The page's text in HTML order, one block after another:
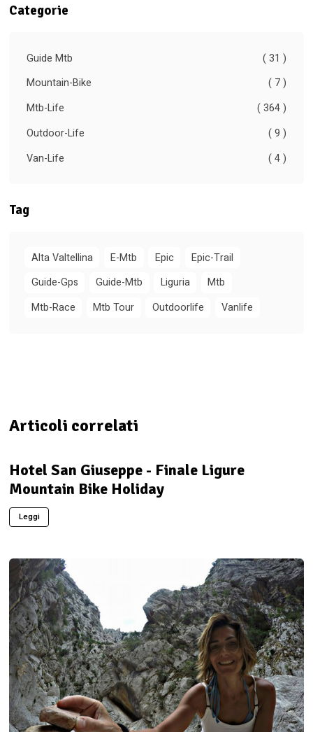
Categorie
Guide Mtb
( 31 )
Mountain-Bike
( 7 )
Mtb-Life
( 364 )
Outdoor-Life
( 9 )
Van-Life
( 4 )
Tag
Alta Valtellina E-Mtb Epic
Epic-Trail
Guide-Gps
Guide-Mtb Liguria
Mtb
Mtb-Race
Mtb Tour Outdoorlife Vanlife
Articoli correlati
Hotel San Giuseppe - Finale Ligure
Mountain Bike Holiday
Leggi